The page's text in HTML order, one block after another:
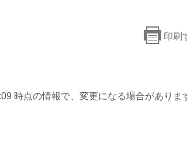
印刷
時点の情報で、変更になる場合がありま